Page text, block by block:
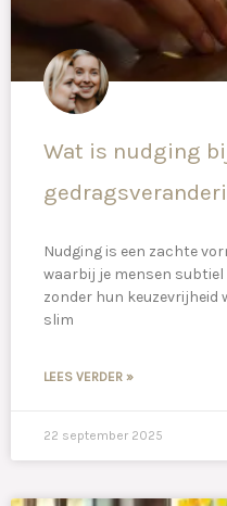
Wat is nudging
Nudging is een zachte
waarbij je mensen
zonder hun keuzevrijheid
slim
LEES VERDER »
22 september 2025